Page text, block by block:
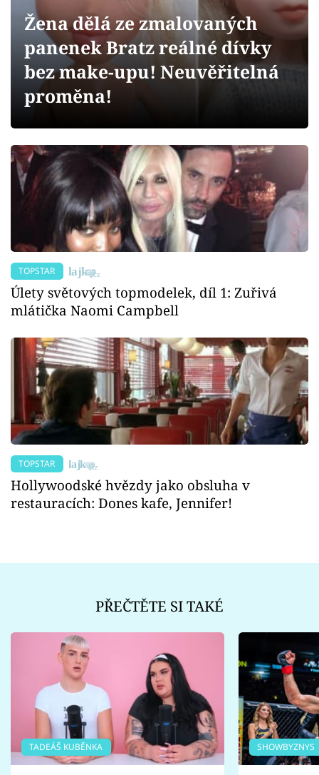
Videa
Sledujte prima+
Sledujte nás
Žena dělá ze zmalovaných
panenek Bratz reálné dívky
bez make-upu! Neuvěřitelná
proměna!
TOPSTAR
Úlety světových topmodelek, díl 1: Zuřivá
mlátička Naomi Campbell
TOPSTAR
Hollywoodské hvězdy jako obsluha v
restauracích: Dones kafe, Jennifer!
PŘEČTĚTE SI TAKÉ
TADEÁŠ KUBĚNKA SHOWBYZNYS